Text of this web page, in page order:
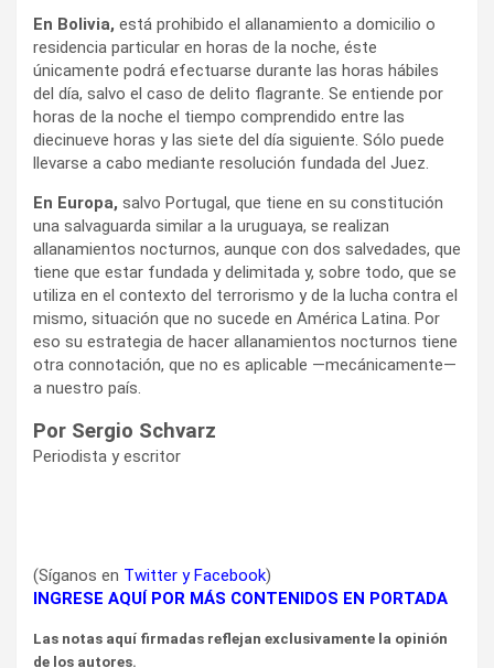
En Bolivia, está prohibido el allanamiento a domicilio o
residencia particular en horas de la noche, éste
únicamente podrá efectuarse durante las horas hábiles
del día, salvo el caso de delito flagrante. Se entiende por
horas de la noche el tiempo comprendido entre las
diecinueve horas y las siete del día siguiente. Sólo puede
llevarse a cabo mediante resolución fundada del Juez.
En Europa, salvo Portugal, que tiene en su constitución
una salvaguarda similar a la uruguaya, se realizan
allanamientos nocturnos, aunque con dos salvedades, que
tiene que estar fundada y delimitada y, sobre todo, que se
utiliza en el contexto del terrorismo y de la lucha contra el
mismo, situación que no sucede en América Latina. Por
eso su estrategia de hacer allanamientos nocturnos tiene
otra connotación, que no es aplicable —mecánicamente—
a nuestro país.
Por Sergio Schvarz
Periodista y escritor
(Síganos en Twitter yFacebook)
INGRESE AQUÍ POR MÁS CONTENIDOS EN PORTADA
Las notas aquí firmadas reflejan exclusivamente la opinión
de los autores.